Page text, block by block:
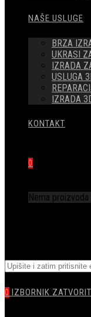
NAŠE USLUGE
BRZA
UKRASI
IZRADA
USLUGA
IZRADA
KONTAKT
0
Nema proizvoda
WEBSITE
Pretražite
ovu
web
stranicu
0 IZBORNIK